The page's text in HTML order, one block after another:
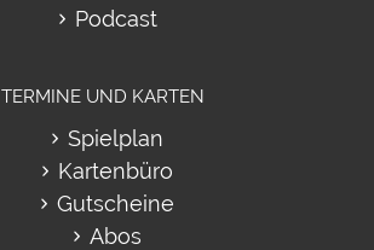
Podcast
TERMINE UND KARTEN
Spielplan
Kartenbüro
Gutscheine
Abos